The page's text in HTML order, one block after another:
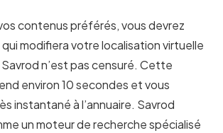
contenus préférés, vous devrez
qui modifiera votre localisation virtuelle
n’est pas censuré. Cette
environ 10 secondes et vous
instantané à l’annuaire. Savrod
un moteur de recherche spécialisé